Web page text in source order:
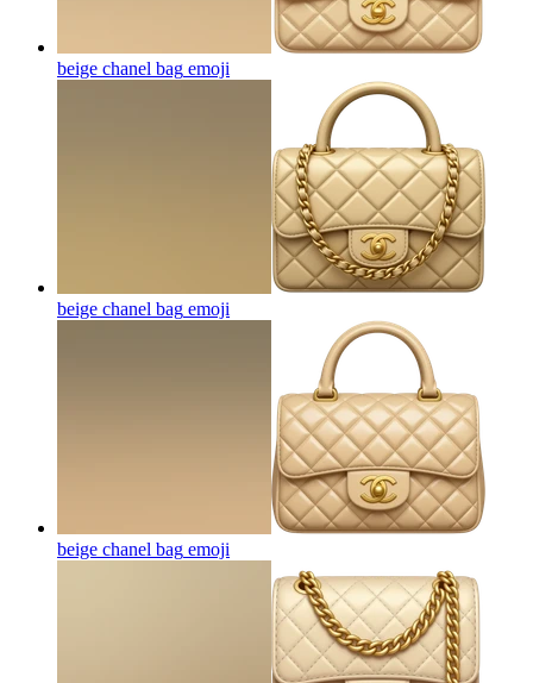
beige chanel bag emoji
beige chanel bag emoji
beige chanel bag emoji